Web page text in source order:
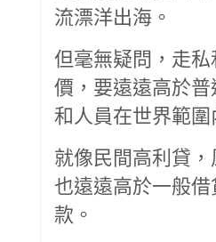
流漂洋出海。
但毫無疑問，走
價，要遠遠高於
和人員在世界範圍
就像民間高利貸
也遠遠高於一般
款。